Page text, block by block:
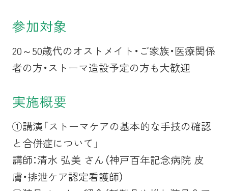
参加対象
20～50歳代のオストメイト・ご家族・医療関係
者の方・ストーマ造設予定の方も大歓迎
実施概要
①講演「ストーマケアの基本的な手技の確認
と合併症について」
講師：清水 弘美 さん （神戸百年記念病院皮
膚・排泄ケア認定看護師）